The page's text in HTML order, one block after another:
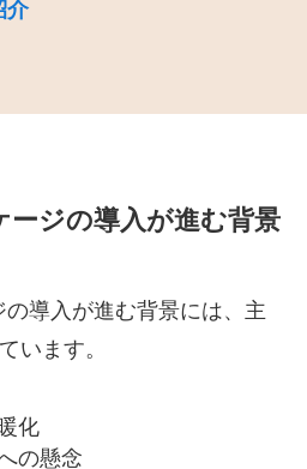
介
ージの導入が進む背景
導入が進む背景には、主
います。
化
の懸念